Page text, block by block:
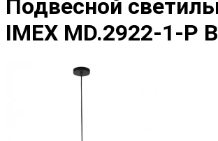
Подвесной
IMEX MD.2922-1-P